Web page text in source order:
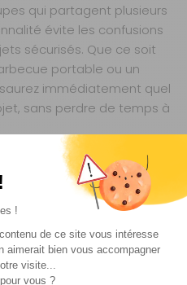
qui partagent plusieurs
évite les confusions
sécurisés. Que ce soit
portable ou un
immédiatement quel
sans perdre de temps à
POUR TOUTES LES
multitude d’usages, ces
utiles en camping qu’en
compact et leur système
les ranger facilement
sans qu’ils ne